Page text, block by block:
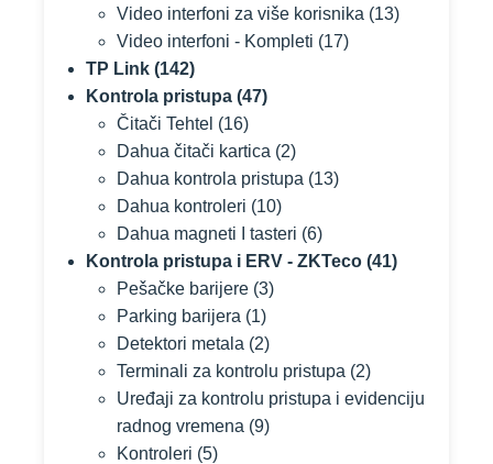
Video interfoni za više korisnika (13)
Video interfoni - Kompleti (17)
TP Link (142)
Kontrola pristupa (47)
Čitači Tehtel (16)
Dahua čitači kartica (2)
Dahua kontrola pristupa (13)
Dahua kontroleri (10)
Dahua magneti I tasteri (6)
Kontrola pristupa i ERV - ZKTeco (41)
Pešačke barijere (3)
Parking barijera (1)
Detektori metala (2)
Terminali za kontrolu pristupa (2)
Uređaji za kontrolu pristupa i evidenciju
radnog vremena (9)
Kontroleri (5)